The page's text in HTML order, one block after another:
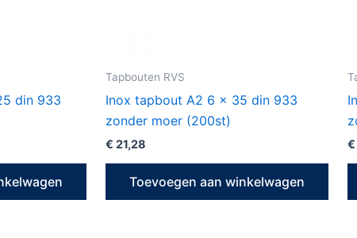
din 933
Tapbouten RVS
Inox tapbout A2 6 x 35 din 933
zonder moer (200st)
€ 21,28
Toevoegen aan winkelwagen
€